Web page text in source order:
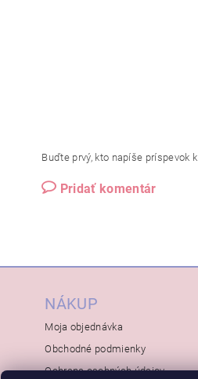
Buďte prvý, kto napíše príspevok
Pridať komentár
NÁKUP
Moja objednávka
Obchodné podmienky
Ochrana osobných údajov